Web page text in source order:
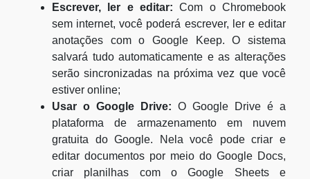
Escrever, ler e editar:Com o Chromebook
sem internet, você poderá escrever, ler e editar
anotações com o Google Keep. O sistema
salvará tudo automaticamente e as alterações
serão sincronizadas na próxima vez que você
estiver online;
Usar o Google Drive: O Google Drive é a
plataforma de armazenamento em nuvem
gratuita do Google. Nela você pode criar e
editar documentos por meio do Google Docs,
criar planilhas com o Google Sheets e